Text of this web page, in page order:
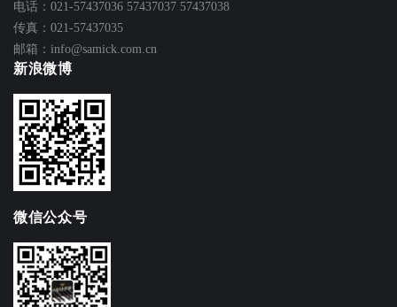
电话：021-57437036 57437037 57437038
传真：021-57437035
邮箱：info@samick.com.cn
新浪微博
微信公众号